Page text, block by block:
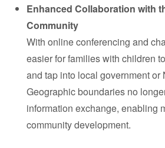
Enhanced Collaboration with
Community
With online conferencing and
easier for families with children
and tap into local government or
Geographic boundaries no
information exchange, enabling
community development.